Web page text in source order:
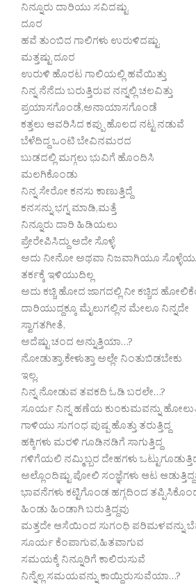
ನಿನ್ನೂರು ದಾರಿಯು ಸವಿದಷ್ಟು
ದೂರ
ಹವೆ ತುಂಬಿದ ಗಾಲಿಗಳು ಉರುಳಿದಷ್ಟು
ಮತ್ತಷ್ಟು ದೂರ
ಉರುಳಿ ಹೊರಟ ಗಾಲಿಯಲ್ಲಿ ಹವೆಯಿತ್ತು
ನಿನ್ನ ನೆನೆದು ಬರುತ್ತಿರುವ ನನ್ನಲ್ಲಿ ಚಲವಿತ್ತು
ಪ್ರಯಾಸಗೊಂಡೆ,ಅನಾಯಾಸಗೊಂಡೆ
ಕತ್ತಲು ಆವರಿಸಿದ ಕಪ್ಪು ಹೊಲದ ನಟ್ಟ ನಡುವೆ
ಬೆಳೆದಿದ್ದ ಒಂಟಿ ಬೇವಿನಮರದ
ಬುಡದಲ್ಲಿ ಮಗ್ಗಲು ಭುವಿಗೆ ಹೊಂದಿಸಿ
ಮಲಗಿಕೊಂಡು
ನಿನ್ನ ಸೇರೋ ಕನಸು ಕಾಣುತ್ತಿದ್ದೆ
ಕನಸನ್ನು ಭಗ್ನ ಮಾಡಿ,ಮತ್ತೆ
ನಿನ್ನೂರು ದಾರಿ ಹಿಡಿಯಲು
ಪ್ರೇರೇಪಿಸಿದ್ದು ಅದೇ ಸೊಳ್ಳೆ
ಅದು ನೀನೋ ಅಥವಾ ನಿಜವಾಗಿಯೂ
ತರ್ಕಕ್ಕೆ ಇಳಿಯುದಿಲ್ಲ
ಅದು ಕಚ್ಚಿ ಹೋದ ಜಾಗದಲ್ಲಿ ನೀ ಕಚ್ಚಿದ
ದಾರಿಯುದ್ದಕ್ಕೂ ಮೈಲುಗಲ್ಲಿನ ಮೇಲೂ ನಿನ್ನದೇ
ಸ್ವಾಗತಗೀತೆ,
ಅದೆಷ್ಟು ಚಂದ ಅನ್ನುತ್ತಿಯಾ…?
ನೋಡುತ್ತಾ,ಕೇಳುತ್ತಾ ಅಲ್ಲೇ ನಿಂತುಬಿಡಬೇಕು
ಇಲ್ಲ,
ನಿನ್ನ ನೋಡುವ ತವಕದಿ ಓಡಿ ಬರಲೇ…?
ಸೂರ್ಯ ನಿನ್ನ ಹಣೆಯ ಕುಂಕುಮವನ್ನು
ಗಾಳಿಯು ಸುಗಂಧ ಪುಷ್ಪ ಹೊತ್ತು ತರುತ್ತಿದ್ದ
ಹಕ್ಕಿಗಳು ಮರಳಿ ಗೂಡಿನಡಿಗೆ ಸಾಗುತ್ತಿದ್ದ
ಗಳಿಗೆಯಲಿ ನಮ್ಮಿಬ್ಬರ ದೇಹಗಳು
ಅಲ್ಲೊಂದಿಷ್ಟು ಪೋಲಿ ಸಂಜ್ಞೆಗಳು ಆಟ
ಭಾವನೆಗಳು ಕಟ್ಟಿಗೊಂಡ ಹಗ್ಗದಿಂದ
ಹಿಂಡು ಹಿಂಡಾಗಿ ಬರುತ್ತಿದ್ದವು
ಮತ್ತದೇ ಆಸೆಯಿಂದ ಸುಗಂಧಿ ಪರಿಮಳವನ್ನು
ಸೂರ್ಯ ಕೆಂಪಾಗುವ,ಹಿತವಾಗುವ
ಸಮಯಕ್ಕೆ ನಿನ್ನೂರಿಗೆ ಕಾಲಿರುಸುವೆ
ನಿನ್ನೆಲ್ಲ ಸಮಯವನ್ನು ಕಾಯ್ದಿರುಸುವೆಯಾ…?